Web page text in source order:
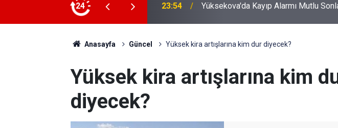
24 23:54 Yüksekova'da Kayıp Alarmı Mutlu
Anasayfa Güncel Yüksek kira artışlarına kim dur diyecek?
Yüksek kira artışlarına kim
diyecek?